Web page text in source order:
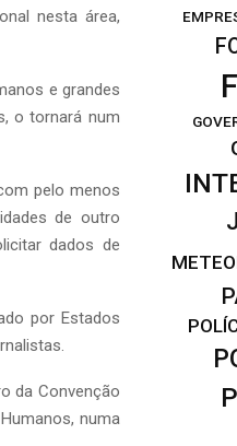
nesta área,
e grandes
o tornará num
pelo menos
de outro
dados de
por Estados
da Convenção
numa